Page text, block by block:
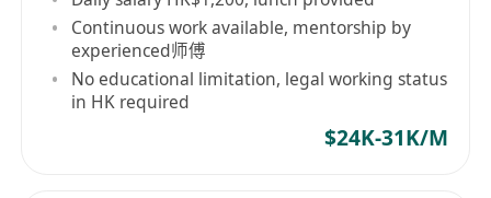
程，具备BIM模型的质量控制和协调能力。
5.良好的团队管理和沟通能力，能够有效协调和指
导团队成员。
6.了解BIM设计全过程应用，汇报能力强。
7. 较强的抗压能力，能适应各种类型项目，解决突
Continuous work available, mentorship by
experienced师傅
No educational limitation, legal working status
in HK required
$24K-31K/M